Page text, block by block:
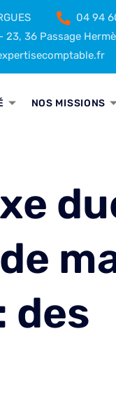
04 94
- 23, 36 Passage
NOS MISSIONS
des